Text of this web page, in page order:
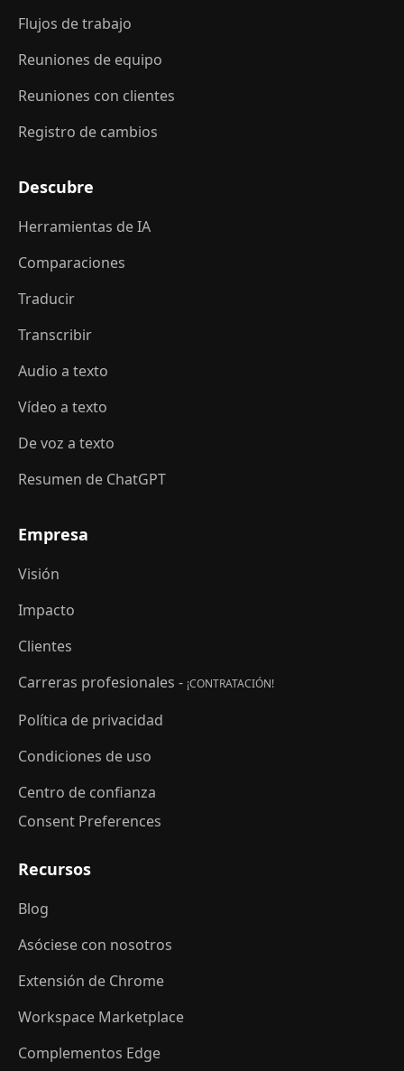
Flujos de trabajo
Reuniones de equipo
Reuniones con clientes
Registro de cambios
Descubre
Herramientas de IA
Comparaciones
Traducir
Transcribir
Audio a texto
Vídeo a texto
De voz a texto
Resumen de ChatGPT
Empresa
Visión
Impacto
Clientes
Carreras profesionales - ¡CONTRATACIÓN!
Política de privacidad
Condiciones de uso
Centro de confianza
Consent Preferences
Recursos
Blog
Asóciese con nosotros
Extensión de Chrome
Workspace Marketplace
Complementos Edge